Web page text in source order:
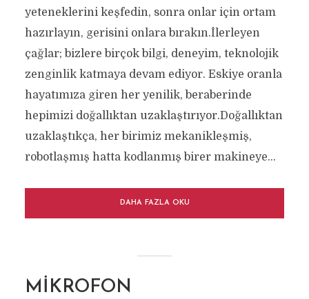
yeteneklerini keşfedin, sonra onlar için ortam
hazırlayın, gerisini onlara bırakın.İlerleyen
çağlar; bizlere birçok bilgi, deneyim, teknolojik
zenginlik katmaya devam ediyor. Eskiye oranla
hayatımıza giren her yenilik, beraberinde
hepimizi doğallıktan uzaklaştırıyor.Doğallıktan
uzaklaştıkça, her birimiz mekanikleşmiş,
robotlaşmış hatta kodlanmış birer makineye...
DAHA FAZLA OKU
MİKROFON